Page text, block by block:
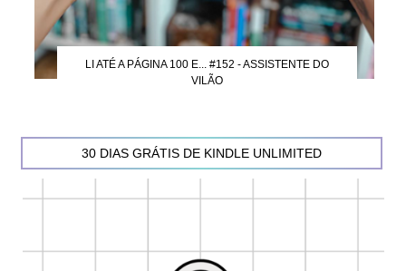
LI ATÉ A PÁGINA 100 E... #152 - ASSISTENTE DO
VILÃO
30 DIAS GRÁTIS DE KINDLE UNLIMITED